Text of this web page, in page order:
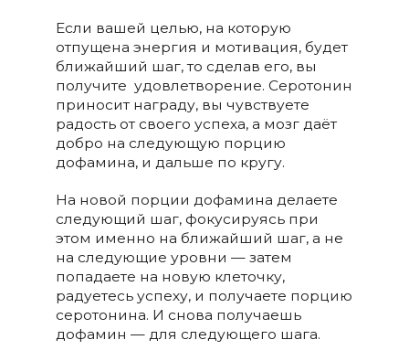
Если вашей целью, на которую
отпущена энергия и мотивация, будет
ближайший шаг, то сделав его, вы
получите удовлетворение. Серотонин
приносит награду, вы чувствуете
радость от своего успеха, а мозг даёт
добро на следующую порцию
дофамина, и дальше по кругу.
На новой порции дофамина делаете
следующий шаг, фокусируясь при
этом именно на ближайший шаг, а не
на следующие уровни — затем
попадаете на новую клеточку,
радуетесь успеху, и получаете порцию
серотонина. И снова получаешь
дофамин — для следующего шага.